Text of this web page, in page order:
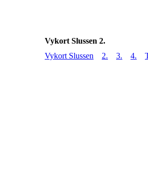
Vykort Slussen 2.
Vykort Slussen
2. 3. 4.